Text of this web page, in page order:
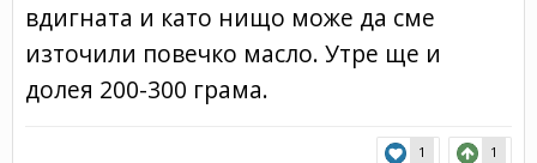
вдигната и като нищо може да сме
източили повечко масло. Утре ще и
долея 200-300 грама.
1 1